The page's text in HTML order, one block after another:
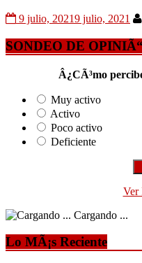
9 julio, 20219 julio, 2021
SONDEO DE
Â¿CÃ³mo
Muy activo
Activo
Poco activo
Deficiente
Ver
Cargando ...
Lo MÃ¡s Reciente